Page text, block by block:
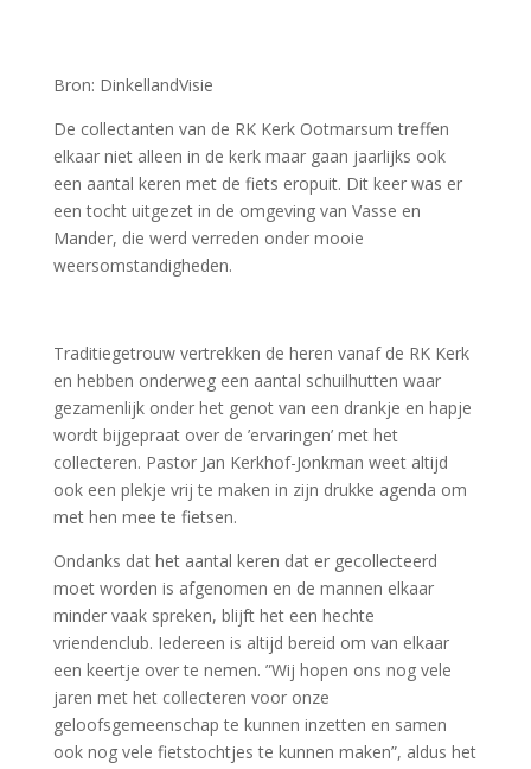
Bron: DinkellandVisie
De collectanten van de RK Kerk Ootmarsum treffen
elkaar niet alleen in de kerk maar gaan jaarlijks ook
een aantal keren met de fiets eropuit. Dit keer was er
een tocht uitgezet in de omgeving van Vasse en
Mander, die werd verreden onder mooie
weersomstandigheden.
Traditiegetrouw vertrekken de heren vanaf de RK Kerk
en hebben onderweg een aantal schuilhutten waar
gezamenlijk onder het genot van een drankje en hapje
wordt bijgepraat over de ’ervaringen’ met het
collecteren. Pastor Jan Kerkhof-Jonkman weet altijd
ook een plekje vrij te maken in zijn drukke agenda om
met hen mee te fietsen.
Ondanks dat het aantal keren dat er gecollecteerd
moet worden is afgenomen en de mannen elkaar
minder vaak spreken, blijft het een hechte
vriendenclub. Iedereen is altijd bereid om van elkaar
een keertje over te nemen. ”Wij hopen ons nog vele
jaren met het collecteren voor onze
geloofsgemeenschap te kunnen inzetten en samen
ook nog vele fietstochtjes te kunnen maken”, aldus het